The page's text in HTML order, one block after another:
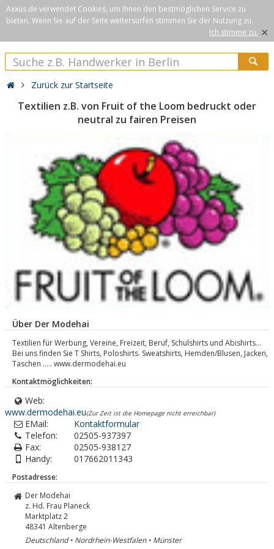
Axxus.de verwendet Cookies, um Ihnen den bestmöglichen Service zu
bieten. Wenn Sie auf der Seite weitersurfen stimmen Sie der Nutzung zu.
Ich stimme zu. ×
Zurück zur Startseite
Textilien z.B. von Fruit of the Loom bedruckt oder
neutral zu fairen Preisen
Über Der Modehai
Textilien für Werbung, Vereine, Freizeit, Beruf, Schulshirts und Abishirts...
Bei uns finden Sie T Shirts, Poloshirts. Sweatshirts, Hemden/Blusen, Jacken,
Taschen ..... www.dermodehai.eu
Kontaktmöglichkeiten:
Web:
www.dermodehai.eu(Zur Zeit ist die Homepage nicht erreichbar)
EMail:
Kontaktformular
Telefon:
02505-937397
Fax:
02505-938127
Handy:
017662011343
Postadresse:
Der Modehai
z. Hd. Frau Planeck
Marktplatz 2
48341 Altenberge
Deutschland • Nordrhein-Westfalen • Münster